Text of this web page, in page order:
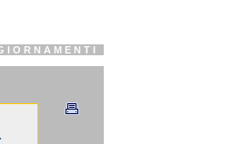
I O R N A M E N T I